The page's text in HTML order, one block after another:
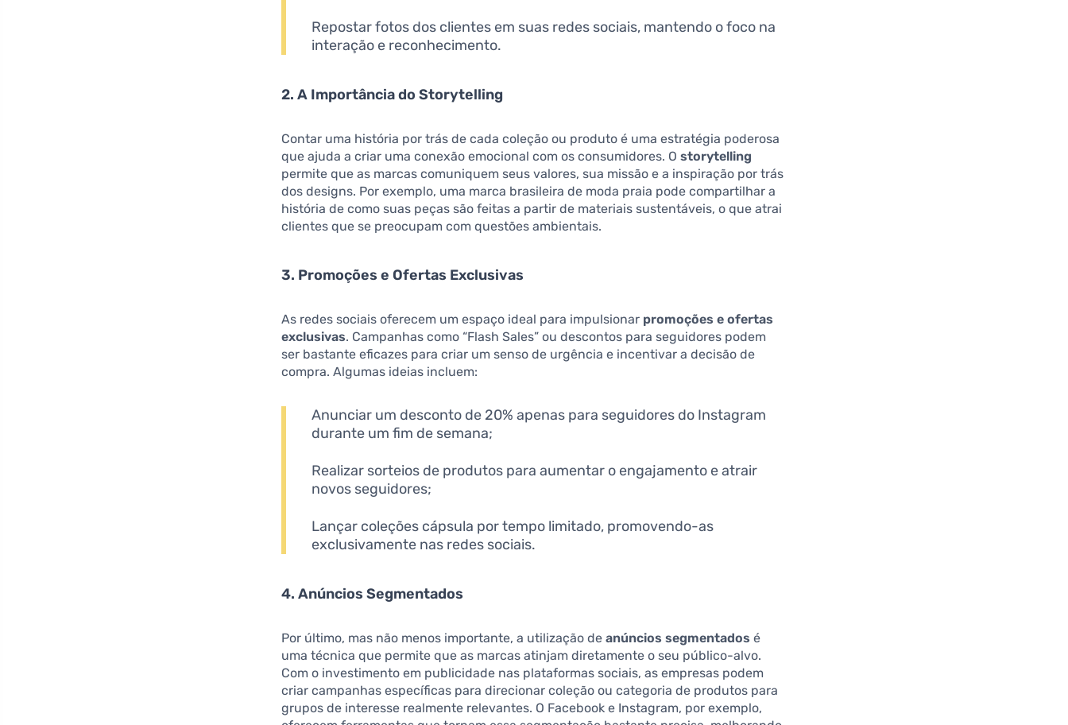
Repostar fotos dos clientes em suas redes sociais, mantendo o foco na
interação e reconhecimento.
2. A Importância do Storytelling
Contar uma história por trás de cada coleção ou produto é uma estratégia poderosa
que ajuda a criar uma conexão emocional com os consumidores. Ostorytelling
permite que as marcas comuniquem seus valores, sua missão e a inspiração por trás
dos designs. Por exemplo, uma marca brasileira de moda praia pode compartilhar a
história de como suas peças são feitas a partir de materiais sustentáveis, o que atrai
clientes que se preocupam com questões ambientais.
3. Promoções e Ofertas Exclusivas
As redes sociais oferecem um espaço ideal para impulsionar promoções e ofertas
exclusivas. Campanhas como “Flash Sales” ou descontos para seguidores podem
ser bastante eficazes para criar um senso de urgência e incentivar a decisão de
compra. Algumas ideias incluem:
Anunciar um desconto de 20% apenas para seguidores do Instagram
durante um fim de semana;
Realizar sorteios de produtos para aumentar o engajamento e atrair
novos seguidores;
Lançar coleções cápsula por tempo limitado, promovendo-as
exclusivamente nas redes sociais.
4. Anúncios Segmentados
Por último, mas não menos importante, a utilização deanúncios segmentados é
uma técnica que permite que as marcas atinjam diretamente o seu público-alvo.
Com o investimento em publicidade nas plataformas sociais, as empresas podem
criar campanhas específicas para direcionar coleção ou categoria de produtos para
grupos de interesse realmente relevantes. O Facebook e Instagram, por exemplo,